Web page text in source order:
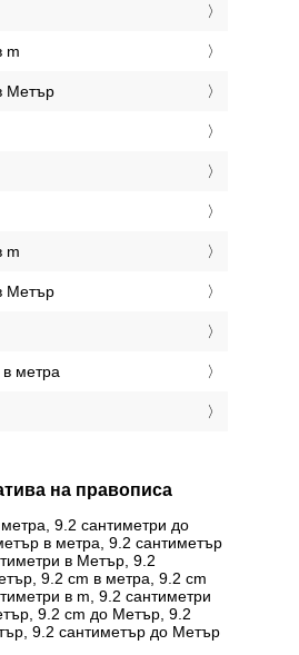
m
Метър
m
Метър
в метра
на правописа
9.2 сантиметри до
в метра, 9.2 сантиметър
в Метър, 9.2
9.2 cm в метра, 9.2 cm
в m, 9.2 сантиметри
9.2 cm до Метър, 9.2
9.2 сантиметър до Метър